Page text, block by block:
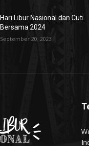
Hari Libur Nasional dan Cuti
Bersama 2024
September 20, 2023